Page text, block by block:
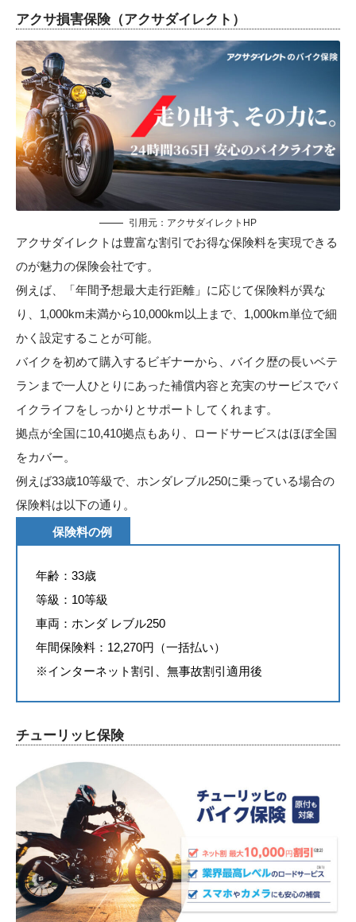
アクサ損害保険（アクサダイレクト）
引用元： アクサダイレクトHP
アクサダイレクトは豊富な割引でお得な保険料を実現できる
のが魅力の保険会社です。
例えば、「年間予想最大走行距離」に応じて保険料が異な
り、1,000km未満から10,000km以上まで、1,000km単位で細
かく設定することが可能。
バイクを初めて購入するビギナーから、バイク歴の長いベテ
ランまで一人ひとりにあった補償内容と充実のサービスでバ
イクライフをしっかりとサポートしてくれます。
拠点が全国に10,410拠点もあり、ロードサービスはほぼ全国
をカバー。
例えば33歳10等級で、ホンダレブル250に乗っている場合の
保険料は以下の通り。
保険料の例
年齢：33歳
等級：10等級
車両：ホンダ レブル250
年間保険料：12,270円（一括払い）
※インターネット割引、無事故割引適用後
チューリッヒ保険